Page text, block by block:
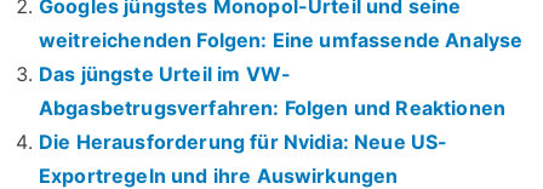
Googles jüngstes Monopol-Urteil und seine
weitreichenden Folgen: Eine umfassende Analyse
Das jüngste Urteil im VW-
Abgasbetrugsverfahren: Folgen und Reaktionen
Die Herausforderung für Nvidia: Neue US-
Exportregeln und ihre Auswirkungen